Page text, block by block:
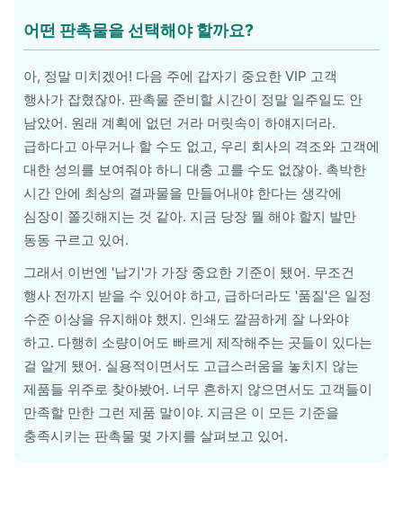
어떤 판촉물을 선택해야 할까요?
아, 정말 미치겠어! 다음 주에 갑자기 중요한 VIP 고객
행사가 잡혔잖아. 판촉물 준비할 시간이 정말 일주일도 안
남았어. 원래 계획에 없던 거라 머릿속이 하얘지더라.
급하다고 아무거나 할 수도 없고, 우리 회사의 격조와 고객에
대한 성의를 보여줘야 하니 대충 고를 수도 없잖아. 촉박한
시간 안에 최상의 결과물을 만들어내야 한다는 생각에
심장이 쫄깃해지는 것 같아. 지금 당장 뭘 해야 할지 발만
동동 구르고 있어.
그래서 이번엔 '납기'가 가장 중요한 기준이 됐어. 무조건
행사 전까지 받을 수 있어야 하고, 급하더라도 '품질'은 일정
수준 이상을 유지해야 했지. 인쇄도 깔끔하게 잘 나와야
하고. 다행히 소량이어도 빠르게 제작해주는 곳들이 있다는
걸 알게 됐어. 실용적이면서도 고급스러움을 놓치지 않는
제품들 위주로 찾아봤어. 너무 흔하지 않으면서도 고객들이
만족할 만한 그런 제품 말이야. 지금은 이 모든 기준을
충족시키는 판촉물 몇 가지를 살펴보고 있어.